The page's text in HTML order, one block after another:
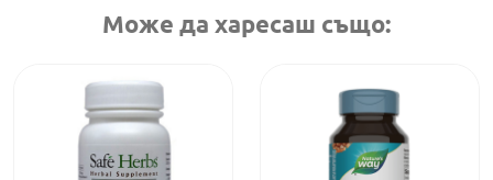
Може да харесаш също: